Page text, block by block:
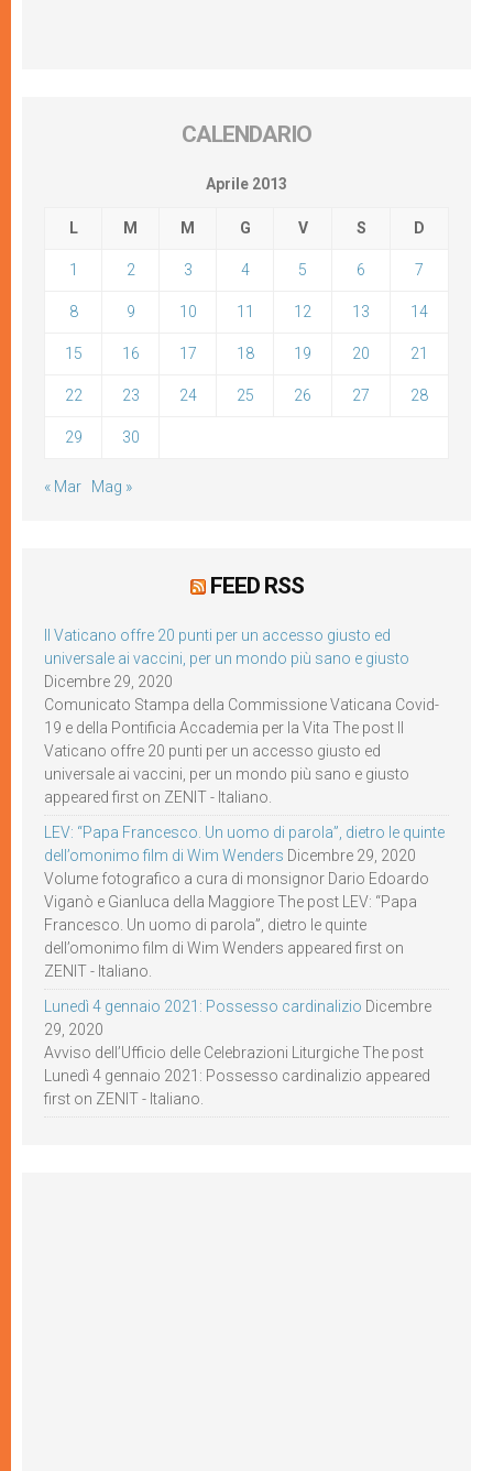
CALENDARIO
Aprile 2013
L M M G V S D
1 2 3 4 5 6 7
8 9 10 11 12 13 14
15 16 17 18 19 20 21
22 23 24 25 26 27 28
29 30
« Mar Mag »
FEED RSS
Il Vaticano offre 20 punti per un accesso giusto ed
universale ai vaccini, per un mondo più sano e giusto
Dicembre 29, 2020
Comunicato Stampa della Commissione Vaticana Covid-
19 e della Pontificia Accademia per la Vita The post Il
Vaticano offre 20 punti per un accesso giusto ed
universale ai vaccini, per un mondo più sano e giusto
appeared first on ZENIT - Italiano.
LEV: “Papa Francesco. Un uomo di parola”, dietro le quinte
dell’omonimo film di Wim Wenders Dicembre 29, 2020
Volume fotografico a cura di monsignor Dario Edoardo
Viganò e Gianluca della Maggiore The post LEV: “Papa
Francesco. Un uomo di parola”, dietro le quinte
dell’omonimo film di Wim Wenders appeared first on
ZENIT - Italiano.
Lunedì 4 gennaio 2021: Possesso cardinalizio Dicembre
29, 2020
Avviso dell’Ufficio delle Celebrazioni Liturgiche The post
Lunedì 4 gennaio 2021: Possesso cardinalizio appeared
first on ZENIT - Italiano.